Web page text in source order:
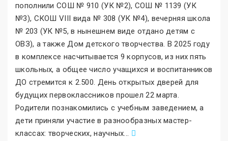
пополнили СОШ № 910 (УК №2), СОШ № 1139 (УК
№3), СКОШ VIII вида № 308 (УК №4), вечерняя школа
№ 203 (УК №5, в нынешнем виде отдано детям с
ОВЗ), а также Дом детского творчества. В 2025 году
в комплексе насчитывается 9 корпусов, из них пять
школьных, а общее число учащихся и воспитанников
ДО стремится к 2.500. День открытых дверей для
будущих первоклассников прошел 22 марта.
Родители познакомились с учебным заведением, а
дети приняли участие в разнообразных мастер-
классах: творческих, научных...